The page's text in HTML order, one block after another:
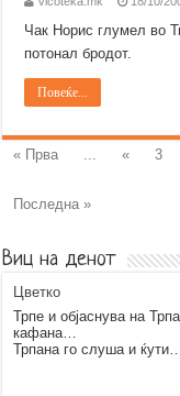
Чак Норис глумел во
потонал бродот.
Повеќе...
« Прва ... « 3
Последна »
Виц на денот
Цветко
Трпе и објаснува на
кафана…
Трпана го слуша и